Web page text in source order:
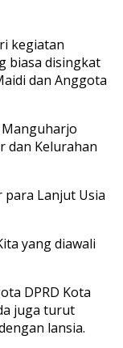
kegiatan
biasa disingkat
dan Anggota
Manguharjo
dan Kelurahan
para Lanjut Usia
yang diawali
DPRD Kota
juga turut
lansia.